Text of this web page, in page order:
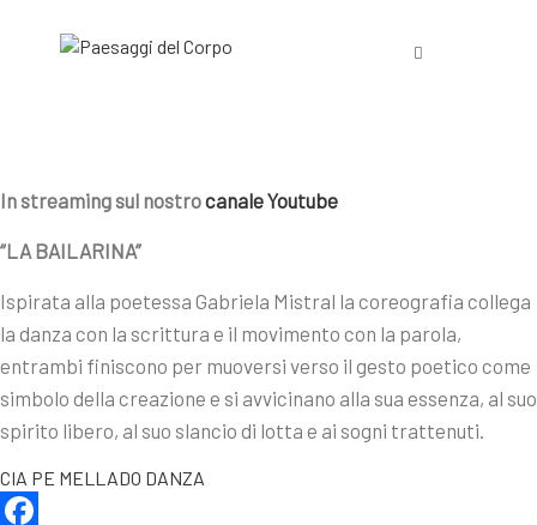
In streaming sul nostrocanale Youtube
“LA BAILARINA”
Ispirata alla poetessa Gabriela Mistral la coreografia collega
la danza con la scrittura e il movimento con la parola,
entrambi finiscono per muoversi verso il gesto poetico come
simbolo della creazione e si avvicinano alla sua essenza, al suo
spirito libero, al suo slancio di lotta e ai sogni trattenuti.
CIA PE MELLADO DANZA